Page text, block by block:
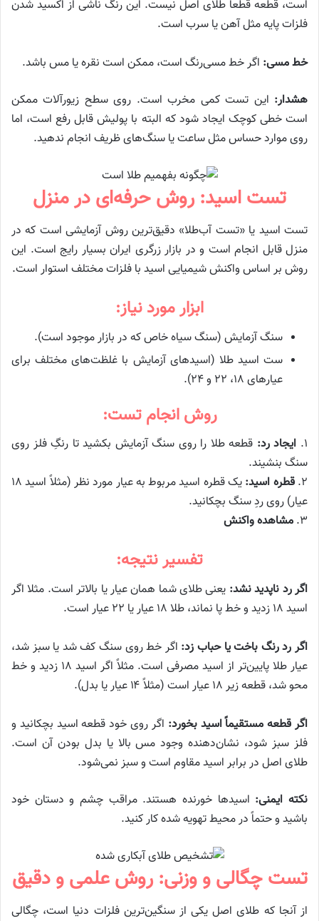
است، قطعه قطعاً طلای اصل نیست. این رنگ ناشی از اکسید شدن
فلزات پایه مثل آهن یا سرب است.
خط مسی: اگر خط مسی‌رنگ است، ممکن است نقره یا مس باشد.
هشدار: این تست کمی مخرب است. روی سطح زیورآلات ممکن
است خطی کوچک ایجاد شود که البته با پولیش قابل رفع است، اما
روی موارد حساس مثل ساعت یا سنگ‌های ظریف انجام ندهید.
تست اسید: روش حرفه‌ای در منزل
تست اسید یا «تست آب‌طلا» دقیق‌ترین روش آزمایشی است که در
منزل قابل انجام است و در بازار زرگری ایران بسیار رایج است. این
روش بر اساس واکنش شیمیایی اسید با فلزات مختلف استوار است.
ابزار مورد نیاز:
سنگ آزمایش (سنگ سیاه خاص که در بازار موجود است).
ست اسید طلا (اسیدهای آزمایش با غلظت‌های مختلف برای
عیارهای ۱۸، ۲۲ و ۲۴).
روش انجام تست:
۱. ایجاد رد: قطعه طلا را روی سنگ آزمایش بکشید تا رنگِ فلز روی
سنگ بنشیند.
۲. قطره اسید:
یک قطره اسید مربوط به عیار مورد نظر (مثلاً اسید ۱۸
عیار) روی ردِ سنگ بچکانید.
۳. مشاهده واکنش
تفسیر نتیجه:
اگر رد ناپدید نشد: یعنی طلای شما همان عیار یا بالاتر است. مثلا اگر
اسید ۱۸ زدید و خط پا نماند، طلا ۱۸ عیار یا ۲۲ عیار است.
اگر رد رنگ باخت یا حباب زد: اگر خط روی سنگ کف شد یا سبز شد،
عیار طلا پایین‌تر از اسید مصرفی است. مثلاً اگر اسید ۱۸ زدید و خط
محو شد، قطعه زیر ۱۸ عیار است (مثلاً ۱۴ عیار یا بدل).
اگر قطعه مستقیماً اسید بخورد: اگر روی خود قطعه اسید بچکانید و
فلز سبز شود، نشان‌دهنده وجود مس بالا یا بدل بودن آن است.
طلای اصل در برابر اسید مقاوم است و سبز نمی‌شود.
نکته ایمنی: اسیدها خورنده هستند. مراقب چشم و دستان خود
باشید و حتماً در محیط تهویه شده کار کنید.
تست چگالی و وزنی: روش علمی و دقیق
از آنجا که طلای اصل یکی از سنگین‌ترین فلزات دنیا است، چگالی